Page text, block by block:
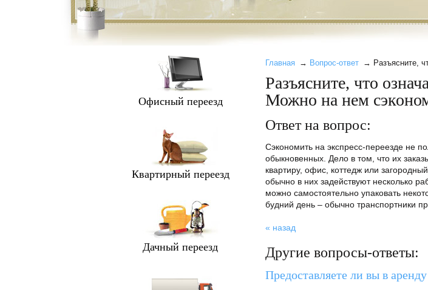
Главная → Вопрос-ответ → Разъясните,
Разъясните, что
Можно на нем
Ответ на вопрос:
Сэкономить на экспресс-переезде не
обыкновенных. Дело в том, что их
квартиру, офис, коттедж или
обычно в них задействуют несколько
можно самостоятельно упаковать
будний день – обычно транспортники
« назад
Другие вопросы-ответы:
Предоставляете ли вы в
Офисный переезд
Квартирный переезд
Дачный переезд